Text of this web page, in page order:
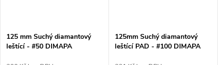
125 mm Suchý diamantový
leštící - #50 DIMAPA
125mm Suchý diamantový
leštící PAD - #100 DIMAPA